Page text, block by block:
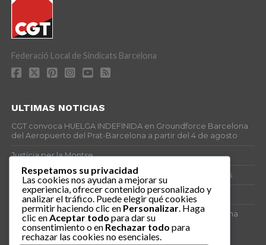
Federació Local de Sindicats Barcelona
ULTIMAS NOTICIAS
CGT convoca HUELGA INDEFINIDA en Groundforce Barcelona
del Aeropuerto del Prat-Barcelona a partir del 4 de agosto
Justícia per la Montse
25J – Día Mundial para la Prevención de los Ahogamientos
ERE encubierto en H&M Concentrix
Actes centrals 90 aniversari revolució social 1936. Programa
central i per dies. Materials de venda.
Respetamos su privacidad
Las cookies nos ayudan a mejorar su
experiencia, ofrecer contenido personalizado y
analizar el tráfico. Puede elegir qué cookies
permitir haciendo clic en Personalizar . Haga
clic en Aceptar todo para dar su
consentimiento o en Rechazar todo para
rechazar las cookies no esenciales.